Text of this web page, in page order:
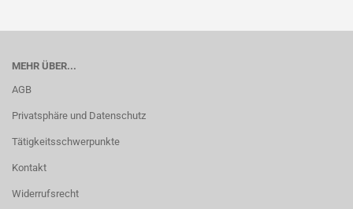
MEHR ÜBER...
AGB
Privatsphäre und Datenschutz
Tätigkeitsschwerpunkte
Kontakt
Widerrufsrecht